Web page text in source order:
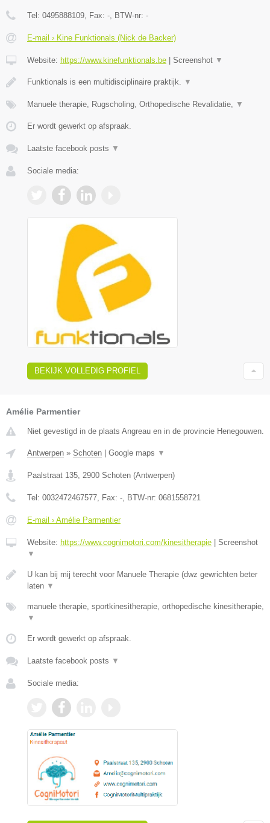
Tel: 0495888109 , Fax: - , BTW-nr: -
E-mail › Kine Funktionals (Nick de Backer)
Website: https://www.kinefunktionals.be | Screenshot ▼
Funktionals is een multidisciplinaire praktijk. ▼
Manuele therapie, Rugscholing, Orthopedische Revalidatie, ▼
Er wordt gewerkt op afspraak.
Laatste facebook posts ▼
Sociale media:
BEKIJK VOLLEDIG PROFIEL
Amélie Parmentier
Niet gevestigd in de plaats Angreau en in de provincie Henegouwen.
Antwerpen » Schoten Google maps ▼
Paalstraat 135 2900 Schoten (Antwerpen)
Tel: 0032472467577 , Fax: - , BTW-nr: 0681558721
E-mail › Amélie Parmentier
Website: https://www.cognimotori.com/kinesitherapie
Screenshot
▼
U kan bij mij terecht voor Manuele Therapie (dwz gewrichten beter
laten ▼
manuele therapie, sportkinesitherapie, orthopedische kinesitherapie,
▼
Er wordt gewerkt op afspraak.
Laatste facebook posts ▼
Sociale media: